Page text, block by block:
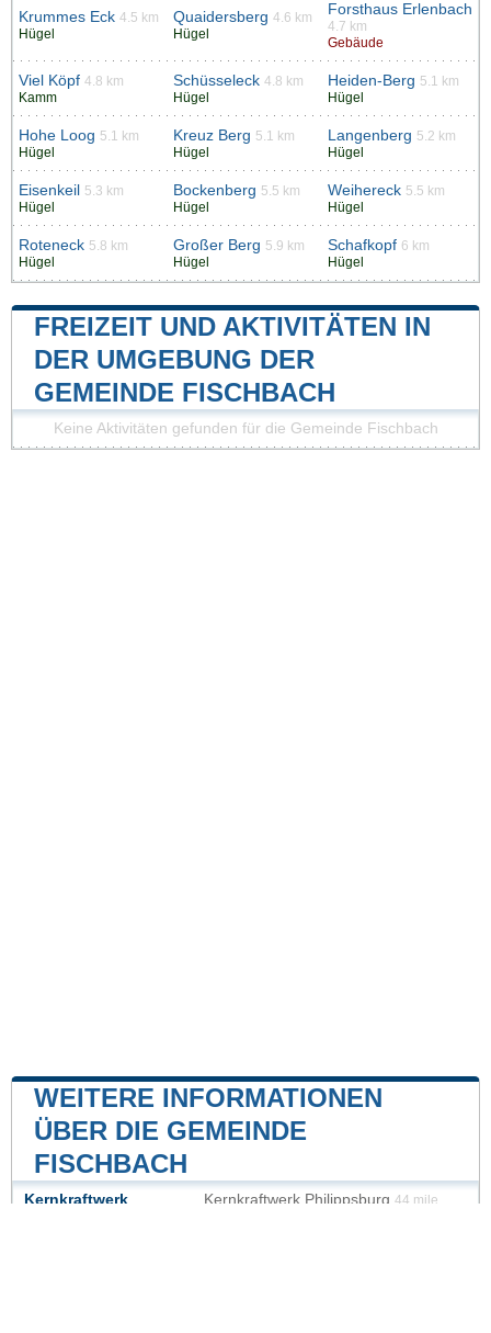
Krummes Eck 4.5 km
Hügel
Quaidersberg 4.6 km
Hügel
Forsthaus Erlenbach
4.7 km
Gebäude
Viel Köpf 4.8 km
Kamm
Schüsseleck 4.8 km
Hügel
Heiden-Berg 5.1 km
Hügel
Hohe Loog 5.1 km
Hügel
Kreuz Berg 5.1 km
Hügel
Langenberg 5.2 km
Hügel
Eisenkeil
5.3 km
Hügel
Bockenberg 5.5 km
Hügel
Weihereck 5.5 km
Hügel
Roteneck 5.8 km
Hügel
Großer Berg 5.9 km
Hügel
Schafkopf 6 km
Hügel
FREIZEIT UND AKTIVITÄTEN IN
DER UMGEBUNG DER
GEMEINDE FISCHBACH
Keine Aktivitäten gefunden für die Gemeinde Fischbach
WEITERE INFORMATIONEN
ÜBER DIE GEMEINDE
FISCHBACH
Kernkraftwerk Kernkraftwerk Philippsburg 44 mile